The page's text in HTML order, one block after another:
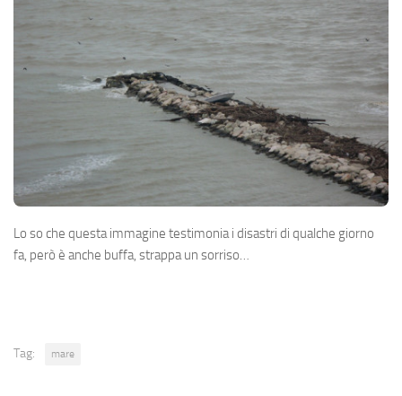
Lo so che questa immagine testimonia i disastri di qualche giorno
fa, però è anche buffa, strappa un sorriso…
Tag: mare